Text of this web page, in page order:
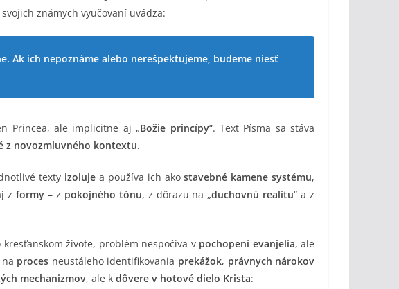
známych vyučovaní uvádza:
Ak ich nepoznáme alebo nerešpektujeme, budeme niesť
Princea, ale implicitne aj „Božie princípy“. Text Písma sa stáva
z novozmluvného kontextu.
texty izoluje a používa ich akostavebné kamene systému,
zformy – z pokojného tónu, z dôrazu na „duchovnú realitu“ a z
kresťanskom živote, problém nespočíva v pochopení evanjelia, ale
proces neustáleho identifikovania prekážok, právnych nárokov
mechanizmov, ale k dôvere v hotové dielo Krista: